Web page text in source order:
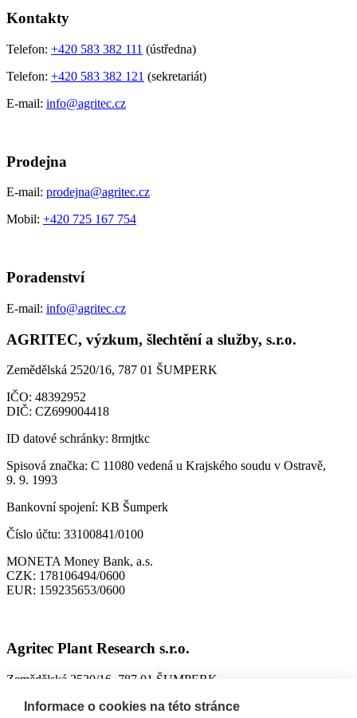
Kontakty
Telefon: +420 583 382 111 (ústředna)
Telefon: +420 583 382 121 (sekretariát)
E-mail: info@agritec.cz
Prodejna
E-mail: prodejna@agritec.cz
Mobil: +420 725 167 754
Poradenství
E-mail: info@agritec.cz
AGRITEC, výzkum, šlechtění a služby, s.r.o.
Zemědělská 2520/16, 787 01 ŠUMPERK
IČO: 48392952
DIČ: CZ699004418
ID datové schránky: 8rmjtkc
Spisová značka: C 11080 vedená u Krajského soudu v Ostravě,
9. 9. 1993
Bankovní spojení: KB Šumperk
Číslo účtu: 33100841/0100
MONETA Money Bank, a.s.
CZK: 178106494/0600
EUR: 159235653/0600
Agritec Plant Research s.r.o.
Zemědělská 2520/16, 787 01 ŠUMPERK
IČO:26784246
Informace o cookies na této stránce